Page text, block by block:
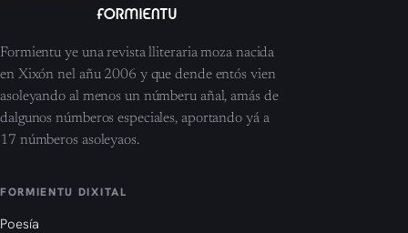
Formientu ye una revista lliteraria moza nacida
en Xixón nel añu 2006 y que dende entós vien
asoleyando al menos un númberu añal, amás de
dalgunos númberos especiales, aportando yá a
17 númberos asoleyaos.
FORMIENTU DIXITAL
Poesía